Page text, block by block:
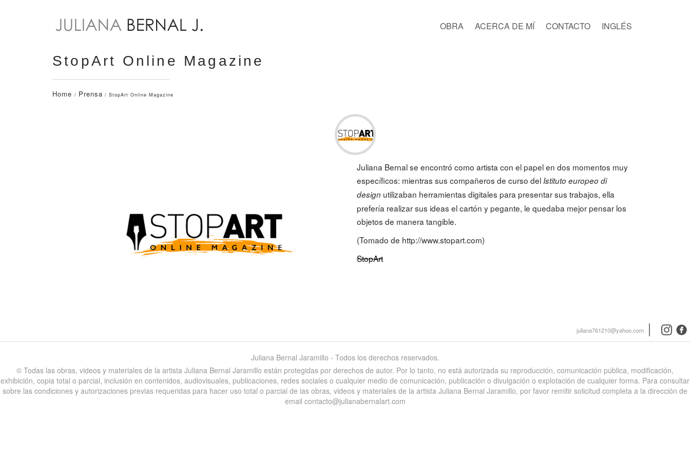
OBRA ACERCA DE MÍ CONTACTO INGLÉS
StopArt Online Magazine
Home / Prensa / StopArt Online Magazine
Juliana Bernalse encontró como artista con el papel en dos momentos muy
específicos: mientras sus compañeros de curso del Istituto europeo di
design utilizaban herramientas digitales para presentar sus trabajos, ella
prefería realizar sus ideas el cartón y pegante, le quedaba mejor pensar los
objetos de manera tangible.
(Tomado de http://www.stopart.com)
StopArt
juliana761210@yahoo.com
Juliana Bernal Jaramillo - Todos los derechos reservados.
©️ Todas las obras, videos y materiales de la artista Juliana Bernal Jaramillo están protegidas por derechos de autor. Por lo tanto, no está autorizada su reproducción, comunicación pública, modificación,
exhibición, copia total o parcial, inclusión en contenidos, audiovisuales, publicaciones, redes sociales o cualquier medio de comunicación, publicación o divulgación o explotación de cualquier forma. Para consultar
sobre las condiciones y autorizaciones previas requeridas para hacer uso total o parcial de las obras, videos y materiales de la artista Juliana Bernal Jaramillo, por favor remitir solicitud completa a la dirección de
email contacto@julianabernalart.com